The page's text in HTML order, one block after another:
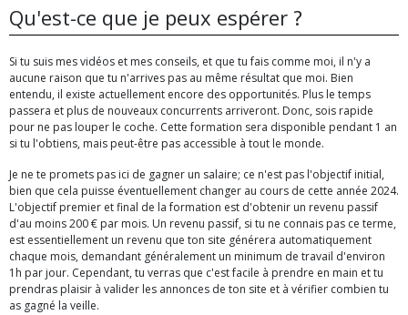
Qu'est-ce que je peux espérer ?
Si tu suis mes vidéos et mes conseils, et que tu fais comme moi, il n'y a
aucune raison que tu n'arrives pas au même résultat que moi. Bien
entendu, il existe actuellement encore des opportunités. Plus le temps
passera et plus de nouveaux concurrents arriveront. Donc, sois rapide
pour ne pas louper le coche. Cette formation sera disponible pendant 1 an
si tu l'obtiens, mais peut-être pas accessible à tout le monde.
Je ne te promets pas ici de gagner un salaire; ce n'est pas l'objectif initial,
bien que cela puisse éventuellement changer au cours de cette année 2024.
L'objectif premier et final de la formation est d'obtenir un revenu passif
d'au moins 200 € par mois. Un revenu passif, si tu ne connais pas ce terme,
est essentiellement un revenu que ton site générera automatiquement
chaque mois, demandant généralement un minimum de travail d'environ
1h par jour. Cependant, tu verras que c'est facile à prendre en main et tu
prendras plaisir à valider les annonces de ton site et à vérifier combien tu
as gagné la veille.